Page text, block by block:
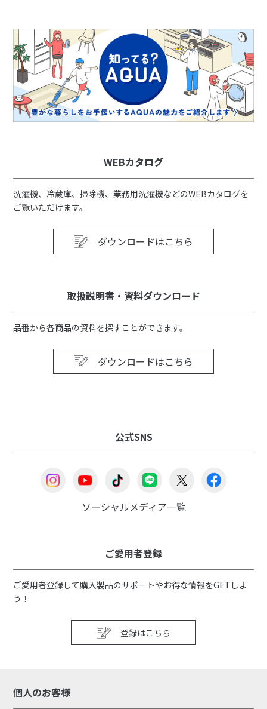
WEBカタログ
洗濯機、冷蔵庫、掃除機、業務用洗濯機などのWEBカタログを
ご覧いただけます。
ダウンロードはこちら
取扱説明書・資料ダウンロード
品番から各商品の資料を探すことができます。
ダウンロードはこちら
公式SNS
ソーシャルメディア一覧
ご愛用者登録
ご愛用者登録して購入製品のサポートやお得な情報をGETしよ
う！
登録はこちら
個人のお客様